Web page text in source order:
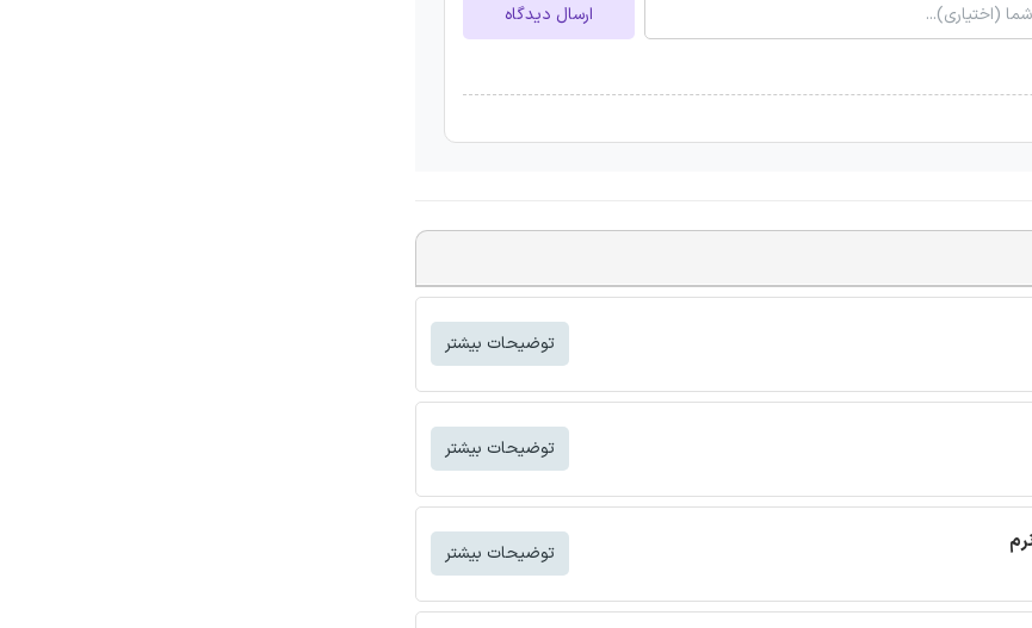
ارسال دیدگاه
توضیحات بیشتر
توضیحات بیشتر
توضیحات بیشتر